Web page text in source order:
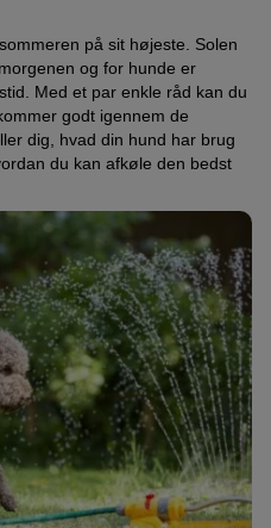
på sit højeste. Solen
og for hunde er
Med et par enkle råd kan du
godt igennem de
dig, hvad din hund har brug
du kan afkøle den bedst